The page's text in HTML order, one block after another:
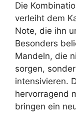
Die
verleiht dem
Note, die ihn
Besonders
Mandeln, die
sorgen,
intensivieren.
hervorragend
bringen ein